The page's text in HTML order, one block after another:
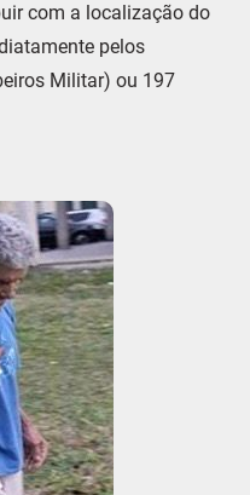
com a localização do
pelos
Militar) ou 197